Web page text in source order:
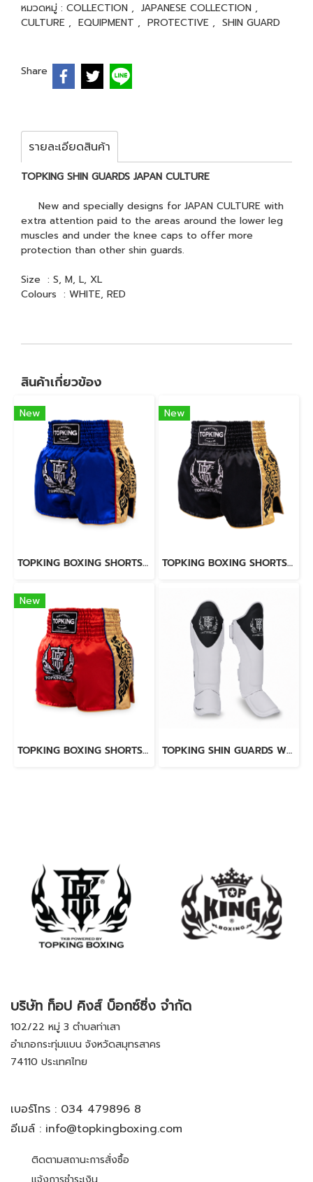
หมวดหมู่ : COLLECTION , JAPANESE COLLECTION ,
CULTURE , EQUIPMENT , PROTECTIVE , SHIN GUARD
Share
รายละเอียดสินค้า
TOPKING SHIN GUARDS JAPAN CULTURE
New and specially designs for JAPAN CULTURE with
extra attention paid to the areas around the lower leg
muscles and under the knee caps to offer more
protection than other shin guards.
Size : S, M, L, XL
Colours : WHITE, RED
สินค้าเกี่ยวข้อง
New
TOPKING BOXING SHORTS BLUE 276
New
TOPKING BOXING SHORTS BLACK 276
New
TOPKING BOXING SHORTS RED 276 TOPKING SHIN GUARDS WHITE BLACK BLEND
บริษัท ท็อป คิงส์ บ็อกซ์ซิ่ง จำกัด
102/22 หมู่ 3 ตำบลท่าเสา
อำเภอกระทุ่มแบน จังหวัดสมุทรสาคร
74110 ประเทศไทย
เบอร์โทร : 034 479896 8
อีเมล์ : info@topkingboxing.com
ติดตามสถานะการสั่งซื้อ